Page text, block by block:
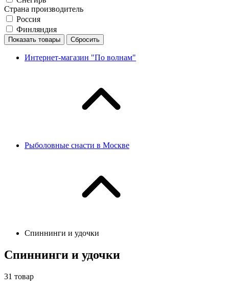
Страна производитель
Россия
Финляндия
Показать товары Сбросить
Интернет-магазин "По волнам"
Рыболовные снасти в Москве
Спиннинги и удочки
Спиннинги и удочки
31 товар